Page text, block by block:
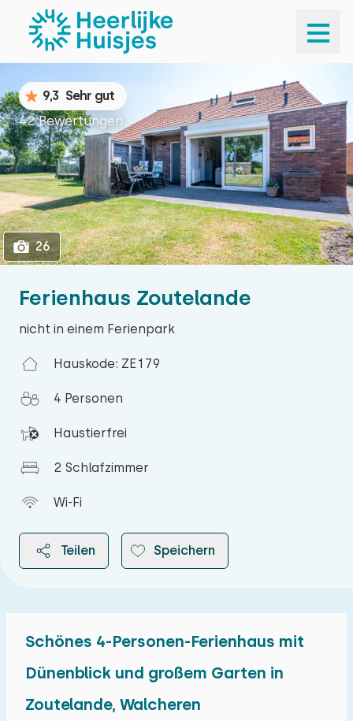
1
Ferienhaus Zoutelande
nicht in einem Ferienpark
Hauskode: ZE179
4 Personen
Haustierfrei
2 Schlafzimmer
Wi-Fi
Teilen Speichern
9,3 Sehr gut
42 Bewertungen
26
Schönes 4-Personen-Ferienhaus mit
Dünenblick und großem Garten in
Zoutelande, Walcheren
August 2026